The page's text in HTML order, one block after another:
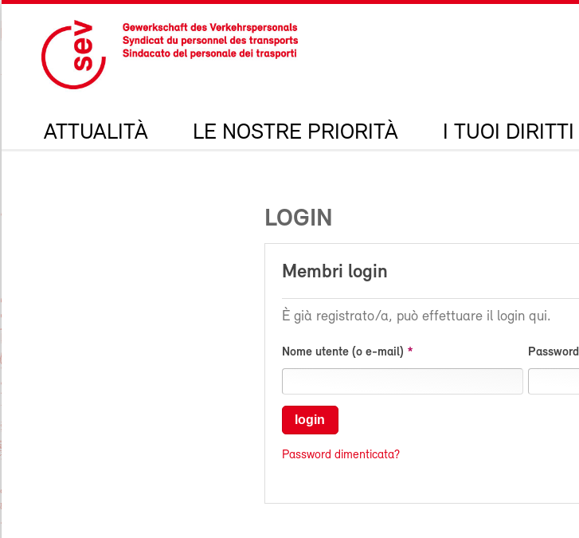
ATTUALITÀ LE NOSTRE PRIORITÀ I TUOI DIRITTI
LOGIN
Membri login
È già registrato/a, può effettuare il login qui.
Nome utente (o e-mail) Password
login
Password dimenticata?